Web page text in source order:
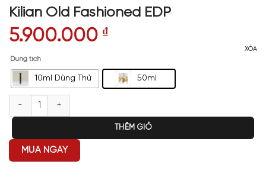
Kilian Old Fashioned EDP
5.900.000 ₫
Dung tích
10ml Dùng Thử 50ml
XÓA
Kilian Old Fashioned EDP số lượng
THÊM GIỎ
MUA NGAY